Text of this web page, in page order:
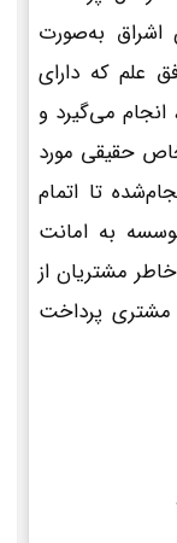
اشراق به‌صورت
علم که دارای
انجام می‌گیرد و
حقیقی مورد
تا اتمام
به امانت
مشتریان از
مشتری پرداخت